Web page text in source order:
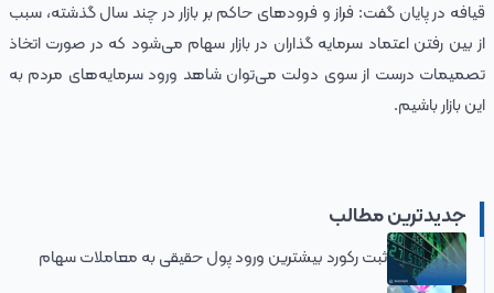
قیافه در پایان گفت: فراز و فرودهای حاکم بر بازار در چند سال گذشته، سبب
از بین رفتن اعتماد سرمایه گذاران در بازار سهام می‌شود که در صورت اتخاذ
تصمیمات درست از سوی دولت می‌توان شاهد ورود سرمایه‌های مردم به
این بازار باشیم.
جدیدترین مطالب
ثبت رکورد بیشترین ورود پول حقیقی به معاملات سهام